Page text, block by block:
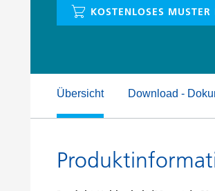
DruckfarbenKOSTENLOSES MUSTER
Übersicht Download -